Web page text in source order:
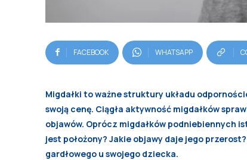
FACEBOOK WHATSAPP
Migdałki to ważne struktury układu
swoją cenę. Ciągła aktywność migdałków
objawów. Oprócz migdałków podniebiennych
jest położony? Jakie objawy daje jego
gardłowego u swojego dziecka.